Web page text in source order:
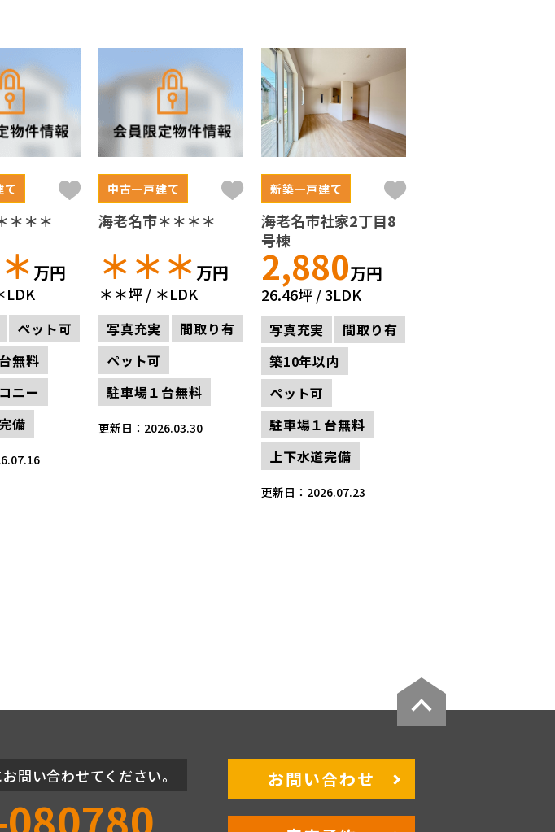
て
＊＊＊
万円
LDK
ペット可
無料
ニー
備
中古一戸建て
海老名市＊＊＊＊
＊＊＊ 万円
＊＊坪 ＊LDK
写真充実
間取り有
ペット可
駐車場１台無料
更新日：2026.03.30
新築一戸建て
海老名市社家2丁目8
号棟
2,880万円
26.46坪 3LDK
写真充実
間取り有
築10年以内
ペット可
駐車場１台無料
上下水道完備
更新日：2026.07.23
問い合わせてください。 お問い合わせ